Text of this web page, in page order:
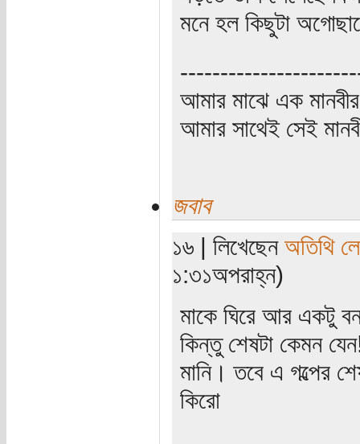
মনে হল কিছুটা
আমার মাঝে এক
আমার সাথেই সেই
জবাব
১৬ | লিখেছেন অতিথি
১:৩১অপরাহ্ন)
মাকে ঘিরে আর একটু
কিন্তু শেষটা কেমন
মানি। তবে এ গল্পের
কিরো